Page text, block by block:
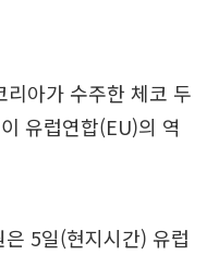
아가 수주한 체코 두
유럽연합(EU)의 역
5일(현지시간) 유럽